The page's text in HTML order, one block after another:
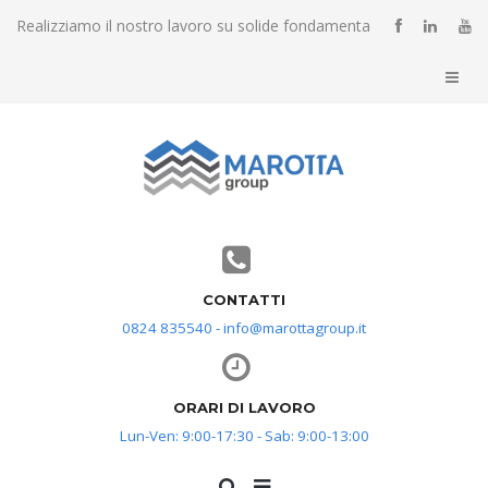
Realizziamo il nostro lavoro su solide fondamenta
CONTATTI
0824 835540 - info@marottagroup.it
ORARI DI LAVORO
Lun-Ven: 9:00-17:30 - Sab: 9:00-13:00